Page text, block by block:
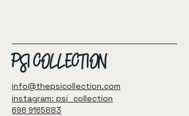
PSI COLLECTION
info@thepsicollection.com
instagram: psi_collection
698 9165883